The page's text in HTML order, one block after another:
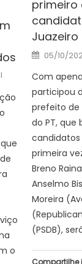
o
primeiro
Juazeiro
Posted
on
05/10/
Com
participou
prefeito de
do PT, que
primeira
Breno
Anselmo
Moreira
(PSDB),